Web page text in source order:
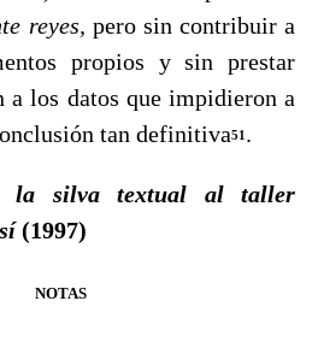
reyes, pero sin contribuir a
propios y sin prestar
a los datos que impidieron a
tan definitiva51 .
la silva textual al taller
(1997)
NOTAS